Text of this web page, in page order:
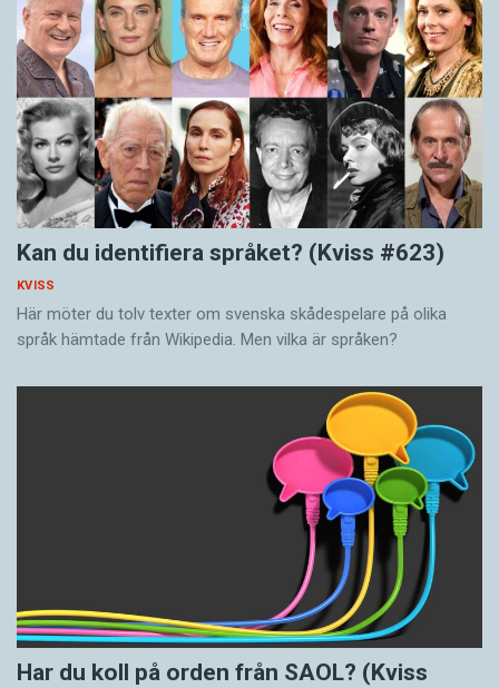
Kan du identifiera språket? (Kviss #623)
KVISS
Här möter du tolv texter om svenska skådespelare på olika
språk hämtade från Wikipedia. Men vilka är språken?
Har du koll på orden från SAOL? (Kviss